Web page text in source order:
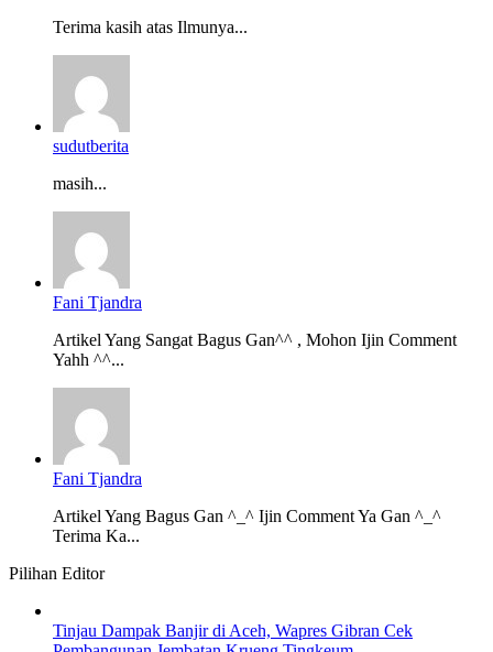
Terima kasih atas Ilmunya...
sudutberita
masih...
Fani Tjandra
Artikel Yang Sangat Bagus Gan^^ , Mohon Ijin Comment
Yahh ^^...
Fani Tjandra
Artikel Yang Bagus Gan ^_^ Ijin Comment Ya Gan ^_^
Terima Ka...
Pilihan Editor
Tinjau Dampak Banjir di Aceh, Wapres Gibran Cek